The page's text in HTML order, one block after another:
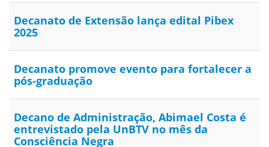
Decanato de Extensão lança edital Pibex
2025
Decanato promove evento para fortalecer a
pós-graduação
Decano de Administração, Abimael Costa é
entrevistado pela UnBTV no mês da
Consciência Negra